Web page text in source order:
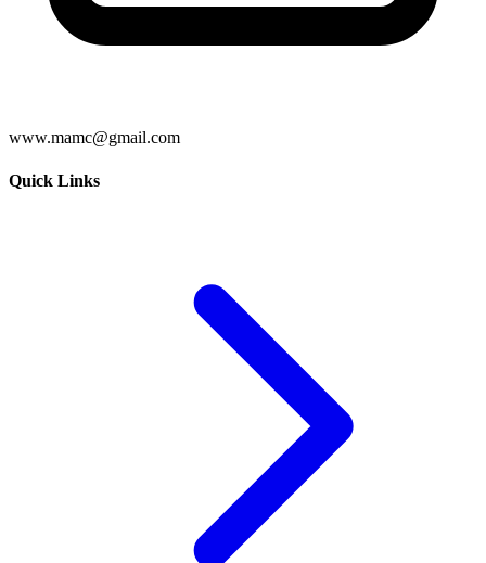
www.mamc@gmail.com
Quick Links